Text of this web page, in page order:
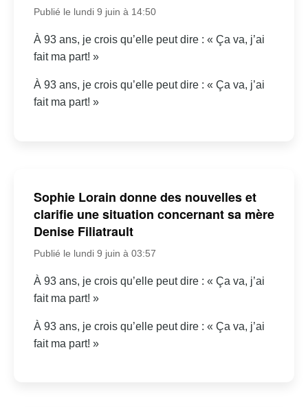
Publié le lundi 9 juin à 14:50
À 93 ans, je crois qu’elle peut dire : « Ça va, j’ai
fait ma part! »
À 93 ans, je crois qu’elle peut dire : « Ça va, j’ai
fait ma part! »
Sophie Lorain donne des nouvelles et
clarifie une situation concernant sa mère
Denise Filiatrault
Publié le lundi 9 juin à 03:57
À 93 ans, je crois qu’elle peut dire : « Ça va, j’ai
fait ma part! »
À 93 ans, je crois qu’elle peut dire : « Ça va, j’ai
fait ma part! »